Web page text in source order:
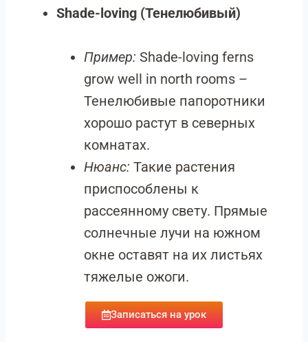
Shade-loving (Тенелюбивый)
Пример: Shade-loving ferns
grow well in north rooms –
Тенелюбивые папоротники
хорошо растут в северных
комнатах.
Нюанс: Такие растения
приспособлены к
рассеянному свету. Прямые
солнечные лучи на южном
окне оставят на их листьях
тяжелые ожоги.
Записаться на урок